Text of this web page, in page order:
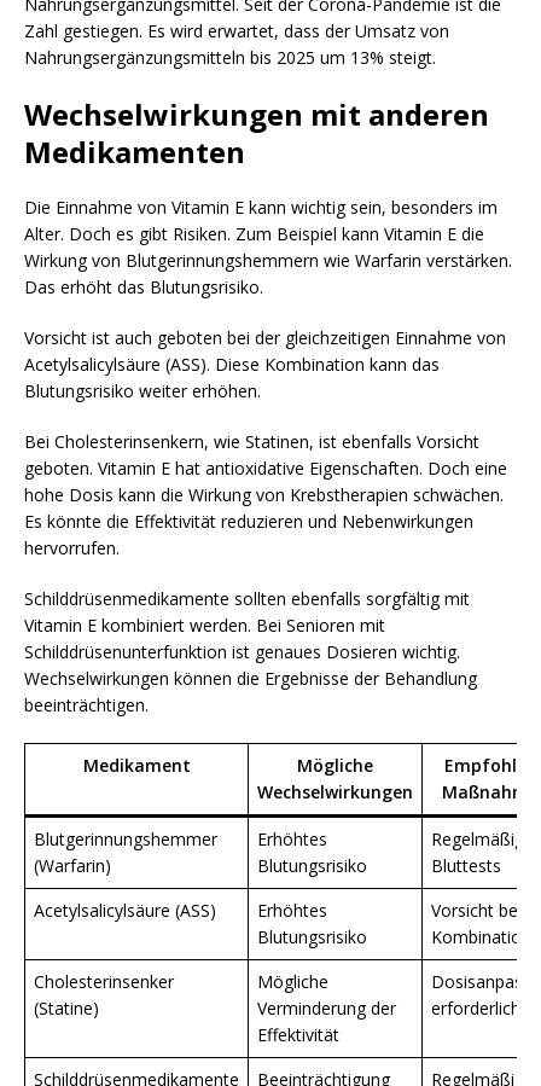
Zahl gestiegen. Es wird erwartet, dass der Umsatz von
Nahrungsergänzungsmitteln bis 2025 um 13% steigt.
Wechselwirkungen mit anderen
Medikamenten
Die Einnahme von Vitamin E kann wichtig sein, besonders im
Alter. Doch es gibt Risiken. Zum Beispiel kann Vitamin E die
Wirkung von Blutgerinnungshemmern wie Warfarin verstärken.
Das erhöht das Blutungsrisiko.
Vorsicht ist auch geboten bei der gleichzeitigen Einnahme von
Acetylsalicylsäure (ASS). Diese Kombination kann das
Blutungsrisiko weiter erhöhen.
Bei Cholesterinsenkern, wie Statinen, ist ebenfalls Vorsicht
geboten. Vitamin E hat antioxidative Eigenschaften. Doch eine
hohe Dosis kann die Wirkung von Krebstherapien schwächen.
Es könnte die Effektivität reduzieren und Nebenwirkungen
hervorrufen.
Schilddrüsenmedikamente sollten ebenfalls sorgfältig mit
Vitamin E kombiniert werden. Bei Senioren mit
Schilddrüsenunterfunktion ist genaues Dosieren wichtig.
Wechselwirkungen können die Ergebnisse der Behandlung
beeinträchtigen.
Medikament
Mögliche
Wechselwirkungen
Blutgerinnungshemmer
(Warfarin)
Erhöhtes
Blutungsrisiko
Regelmäßige
Bluttests
Acetylsalicylsäure (ASS)
Erhöhtes
Blutungsrisiko
Vorsicht bei
Kombination
Cholesterinsenker
(Statine)
Mögliche
Verminderung der
Effektivität
erforderlich
Schilddrüsenmedikamente Beeinträchtigung Regelmäßige